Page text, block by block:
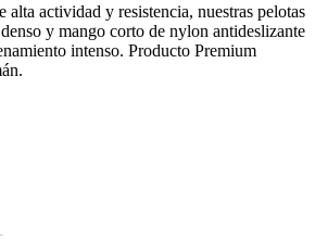
alta actividad y resistencia, nuestras pelotas
y mango corto de nylon antideslizante
intenso. Producto Premium